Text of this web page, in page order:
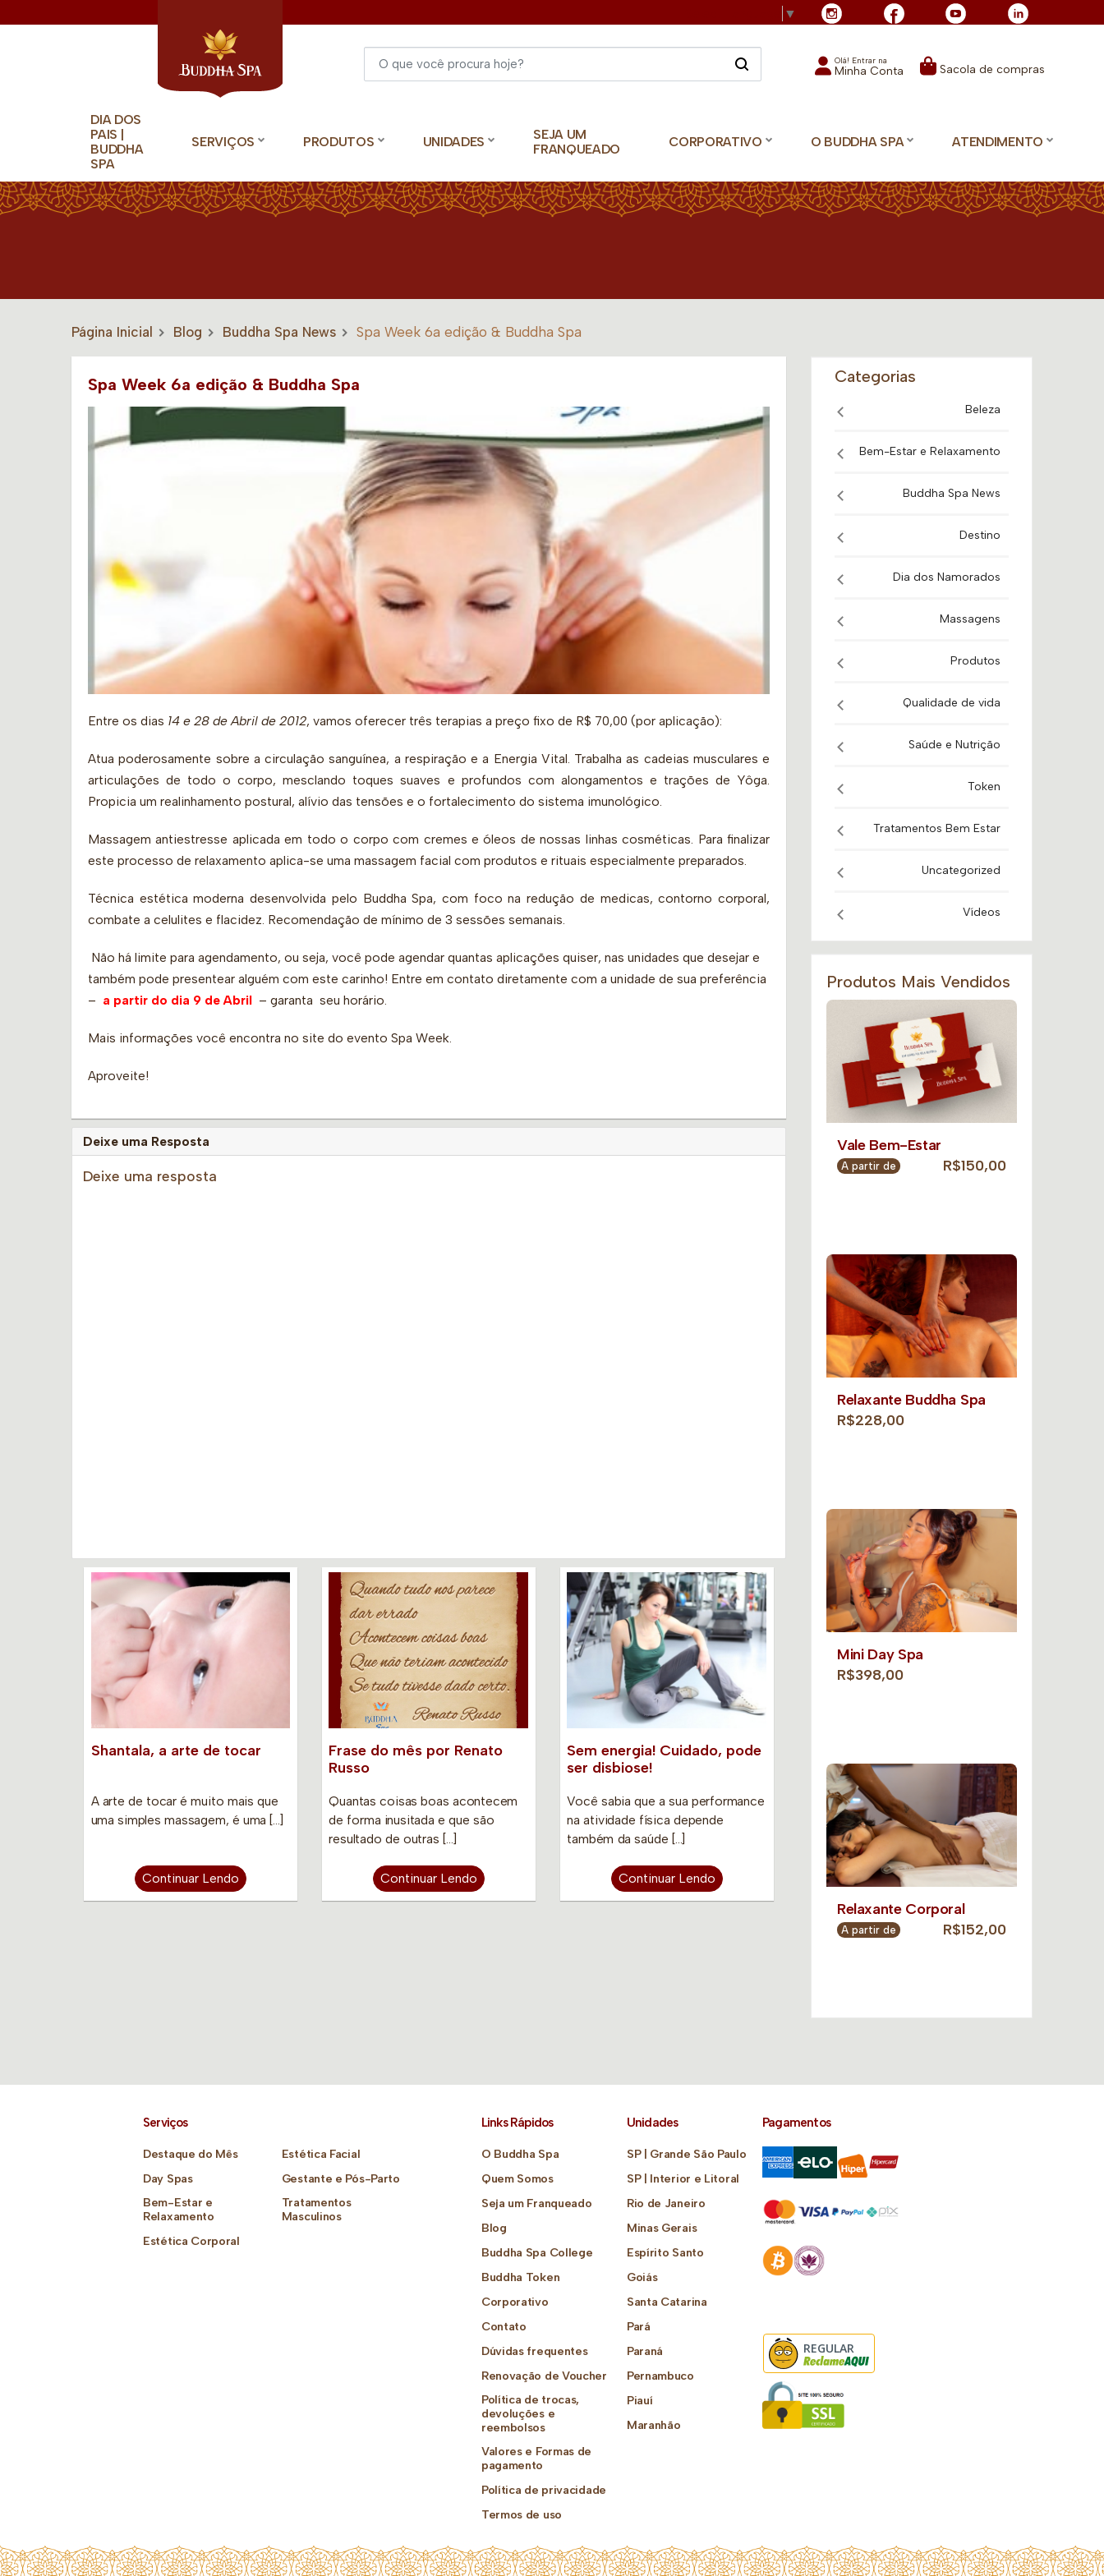
▼
Olá! Entrar na
Minha Conta Sacola de compras
DIA DOS
PAIS |
BUDDHA
SPA
SERVIÇOS PRODUTOS UNIDADES
SEJA UM
FRANQUEADO
CORPORATIVO O BUDDHA SPA ATENDIMENTO
Página Inicial Blog Buddha Spa News Spa Week 6a edição & Buddha Spa
Spa Week 6a edição & Buddha Spa
Entre os dias 14 e 28 de Abril de 2012, vamos oferecer três terapias a preço fixo de R$ 70,00 (por aplicação):
Atua poderosamente sobre a circulação sanguínea, a respiração e a Energia Vital. Trabalha as cadeias musculares e
articulações de todo o corpo, mesclando toques suaves e profundos com alongamentos e trações de Yôga.
Propicia um realinhamento postural, alívio das tensões e o fortalecimento do sistema imunológico.
Massagem antiestresse aplicada em todo o corpo com cremes e óleos de nossas linhas cosméticas. Para finalizar
este processo de relaxamento aplica-se uma massagem facial com produtos e rituais especialmente preparados.
Técnica estética moderna desenvolvida pelo Buddha Spa, com foco na redução de medicas, contorno corporal,
combate a celulites e flacidez. Recomendação de mínimo de 3 sessões semanais.
Não há limite para agendamento, ou seja, você pode agendar quantas aplicações quiser, nas unidades que desejar e
também pode presentear alguém com este carinho! Entre em contato diretamente com a unidade de sua preferência
– a partir do dia 9 de Abril – garanta seu horário.
Mais informações você encontra no site do evento Spa Week.
Aproveite!
Deixe uma Resposta
Deixe uma resposta
Shantala, a arte de tocar
A arte de tocar é muito mais que
uma simples massagem, é uma […]
Continuar Lendo
Frase do mês por Renato
Russo
Quantas coisas boas acontecem
de forma inusitada e que são
resultado de outras […]
Continuar Lendo
Sem energia! Cuidado, pode
ser disbiose!
Você sabia que a sua performance
na atividade física depende
também da saúde […]
Continuar Lendo
Categorias
Beleza
Bem-Estar e Relaxamento
Buddha Spa News
Destino
Dia dos Namorados
Massagens
Produtos
Qualidade de vida
Saúde e Nutrição
Token
Tratamentos Bem Estar
Uncategorized
Vídeos
Produtos Mais Vendidos
Vale Bem-Estar
A partir de R$150,00
Relaxante Buddha Spa
R$228,00
Mini Day Spa
R$398,00
Relaxante Corporal
A partir de R$152,00
Serviços
Destaque do Mês
Day Spas
Bem-Estar e
Relaxamento
Estética Corporal
Estética Facial
Gestante e Pós-Parto
Tratamentos
Masculinos
Links Rápidos
O Buddha Spa
Quem Somos
Seja um Franqueado
Blog
Buddha Spa College
Buddha Token
Corporativo
Contato
Dúvidas frequentes
Renovação de Voucher
Política de trocas,
devoluções e
reembolsos
Valores e Formas de
pagamento
Política de privacidade
Termos de uso
Unidades
SP | Grande São Paulo
SP | Interior e Litoral
Rio de Janeiro
Minas Gerais
Espírito Santo
Goiás
Santa Catarina
Pará
Paraná
Pernambuco
Piauí
Maranhão
Pagamentos
REGULAR